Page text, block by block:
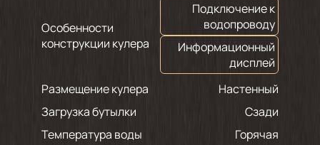
Особенности
конструкции кулера
Подключение к
водопроводу
Информационный
дисплей
Размещение кулера
Настенный
Загрузка бутылки
Сзади
Температура воды
Горячая